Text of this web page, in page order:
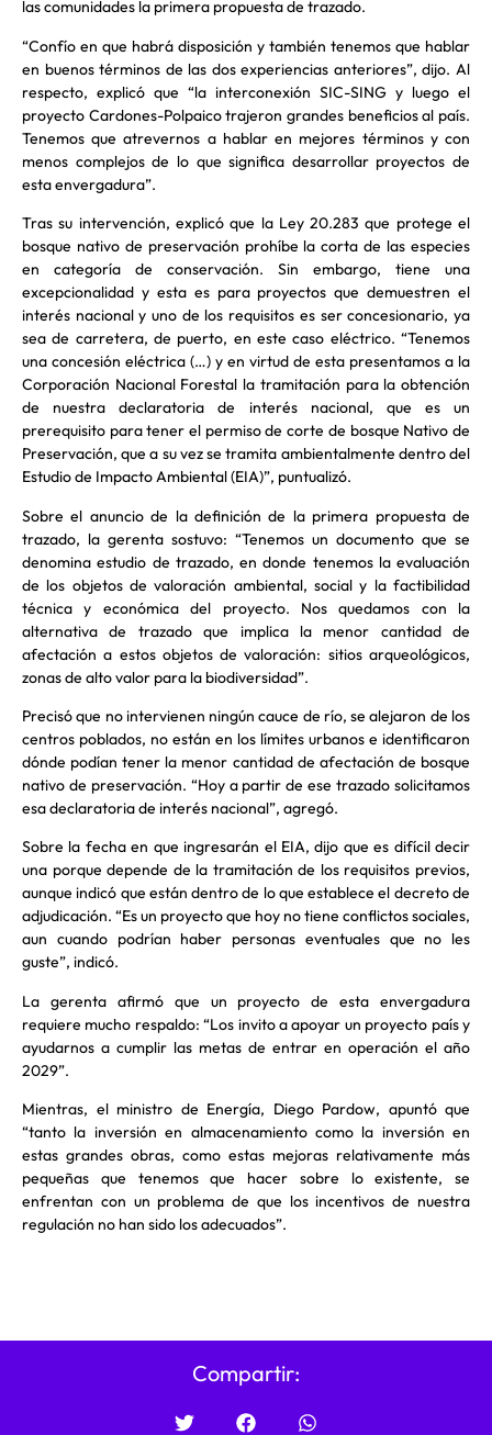
las comunidades la primera propuesta de trazado.
“Confío en que habrá disposición y también tenemos que hablar
en buenos términos de las dos experiencias anteriores”, dijo. Al
respecto, explicó que “la interconexión SIC-SING y luego el
proyecto Cardones-Polpaico trajeron grandes beneficios al país.
Tenemos que atrevernos a hablar en mejores términos y con
menos complejos de lo que significa desarrollar proyectos de
esta envergadura”.
Tras su intervención, explicó que la Ley 20.283 que protege el
bosque nativo de preservación prohíbe la corta de las especies
en categoría de conservación. Sin embargo, tiene una
excepcionalidad y esta es para proyectos que demuestren el
interés nacional y uno de los requisitos es ser concesionario, ya
sea de carretera, de puerto, en este caso eléctrico. “Tenemos
una concesión eléctrica (…) y en virtud de esta presentamos a la
Corporación Nacional Forestal la tramitación para la obtención
de nuestra declaratoria de interés nacional, que es un
prerequisito para tener el permiso de corte de bosque Nativo de
Preservación, que a su vez se tramita ambientalmente dentro del
Estudio de Impacto Ambiental (EIA)”, puntualizó.
Sobre el anuncio de la definición de la primera propuesta de
trazado, la gerenta sostuvo: “Tenemos un documento que se
denomina estudio de trazado, en donde tenemos la evaluación
de los objetos de valoración ambiental, social y la factibilidad
técnica y económica del proyecto. Nos quedamos con la
alternativa de trazado que implica la menor cantidad de
afectación a estos objetos de valoración: sitios arqueológicos,
zonas de alto valor para la biodiversidad”.
Precisó que no intervienen ningún cauce de río, se alejaron de los
centros poblados, no están en los límites urbanos e identificaron
dónde podían tener la menor cantidad de afectación de bosque
nativo de preservación. “Hoy a partir de ese trazado solicitamos
esa declaratoria de interés nacional”, agregó.
Sobre la fecha en que ingresarán el EIA, dijo que es difícil decir
una porque depende de la tramitación de los requisitos previos,
aunque indicó que están dentro de lo que establece el decreto de
adjudicación. “Es un proyecto que hoy no tiene conflictos sociales,
aun cuando podrían haber personas eventuales que no les
guste”, indicó.
La gerenta afirmó que un proyecto de esta envergadura
requiere mucho respaldo: “Los invito a apoyar un proyecto país y
ayudarnos a cumplir las metas de entrar en operación el año
2029”.
Mientras, el ministro de Energía, Diego Pardow, apuntó que
“tanto la inversión en almacenamiento como la inversión en
estas grandes obras, como estas mejoras relativamente más
pequeñas que tenemos que hacer sobre lo existente, se
enfrentan con un problema de que los incentivos de nuestra
regulación no han sido los adecuados”.
Compartir: